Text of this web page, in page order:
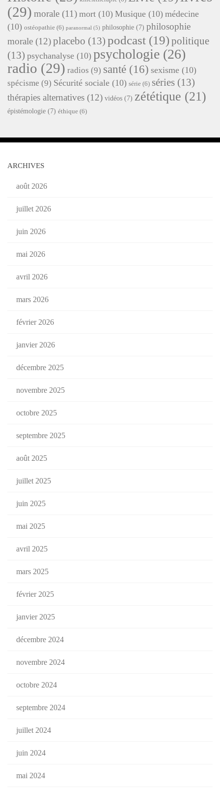
(29) morale (11) mort (10) Musique (10) médecine
(10) ostéopathie (6) paranormal (5) philosophie (7) philosophie
morale (12)placebo (13) podcast (19)politique
(13) psychanalyse (10) psychologie (26)
radio (29) radios (9) santé (16) sexisme (10)
spécisme (9) Sécurité sociale (10) série (6) séries (13)
thérapies alternatives (12) vidéos (7) zététique (21)
épistémologie (7) éthique (6)
ARCHIVES
août 2026
juillet 2026
juin 2026
mai 2026
avril 2026
mars 2026
février 2026
janvier 2026
décembre 2025
novembre 2025
octobre 2025
septembre 2025
août 2025
juillet 2025
juin 2025
mai 2025
avril 2025
mars 2025
février 2025
janvier 2025
décembre 2024
novembre 2024
octobre 2024
septembre 2024
juillet 2024
juin 2024
mai 2024